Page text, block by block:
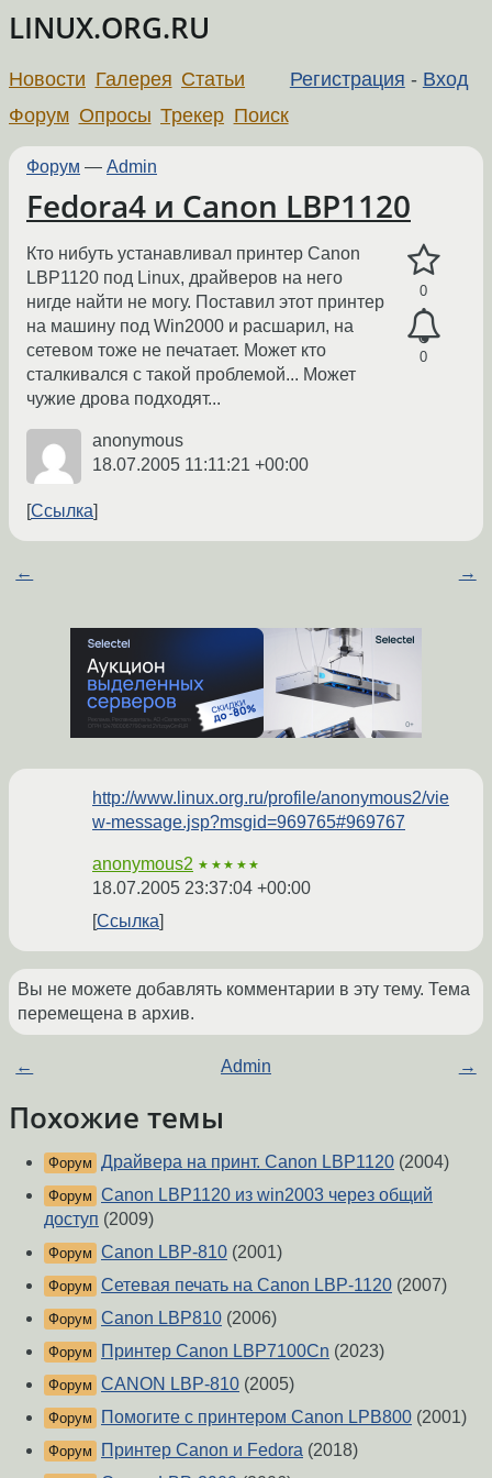
LINUX.ORG.RU
Регистрация - Вход
Новости Галерея Статьи
Форум Опросы Трекер Поиск
Форум — Admin
Fedora4 и Canon LBP1120
0
0
Кто нибуть устанавливал принтер Canon
LBP1120 под Linux, драйверов на него
нигде найти не могу. Поставил этот принтер
на машину под Win2000 и расшарил, на
сетевом тоже не печатает. Может кто
сталкивался с такой проблемой... Может
чужие дрова подходят...
anonymous
18.07.2005 11:11:21 +00:00
Ссылка
← →
http://www.linux.org.ru/profile/anonymous2/vie
w-message.jsp?msgid=969765#969767
anonymous2 ★★★★★
18.07.2005 23:37:04 +00:00
Ссылка
Вы не можете добавлять комментарии в эту тему. Тема
перемещена в архив.
← Admin →
Похожие темы
Форум Драйвера на принт. Canon LBP1120 (2004)
Форум Canon LBP1120 из win2003 через общий
доступ (2009)
Форум Canon LBP-810 (2001)
Форум Сетевая печать на Canon LBP-1120 (2007)
Форум Canon LBP810 (2006)
Форум Принтер Canon LBP7100Cn (2023)
Форум CANON LBP-810 (2005)
Форум Помогите с принтером Canon LPB800 (2001)
Форум Принтер Canon и Fedora (2018)